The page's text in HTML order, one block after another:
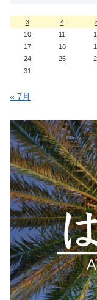
3
4
10
11
17
18
24
25
31
« 7月